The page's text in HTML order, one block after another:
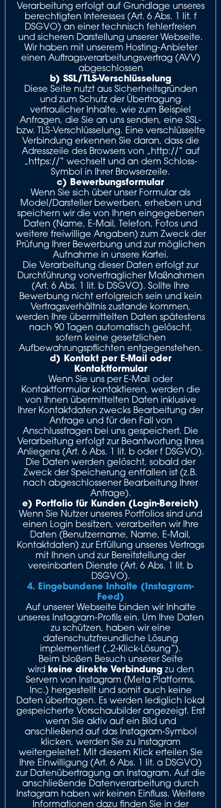
Verarbeitung erfolgt auf Grundlage unseres
berechtigten Interesses (Art. 6 Abs. 1 lit. f
DSGVO) an einer technisch fehlerfreien
und sicheren Darstellung unserer Webseite.
Wir haben mit unserem Hosting-Anbieter
einen Auftragsverarbeitungsvertrag (AVV)
abgeschlossen
b) SSL/TLS-Verschlüsselung
Diese Seite nutzt aus Sicherheitsgründen
und zum Schutz der Übertragung
vertraulicher Inhalte, wie zum Beispiel
Anfragen, die Sie an uns senden, eine SSL-
bzw. TLS-Verschlüsselung. Eine verschlüsselte
Verbindung erkennen Sie daran, dass die
Adresszeile des Browsers von „http://“ auf
„https://“ wechselt und an dem Schloss-
Symbol in Ihrer Browserzeile.
c) Bewerbungsformular
Wenn Sie sich über unser Formular als
Model/Darsteller bewerben, erheben und
speichern wir die von Ihnen eingegebenen
Daten (Name, E-Mail, Telefon, Fotos und
weitere freiwillige Angaben) zum Zweck der
Prüfung Ihrer Bewerbung und zur möglichen
Aufnahme in unsere Kartei.
Die Verarbeitung dieser Daten erfolgt zur
Durchführung vorvertraglicher Maßnahmen
(Art. 6 Abs. 1 lit. b DSGVO). Sollte Ihre
Bewerbung nicht erfolgreich sein und kein
Vertragsverhältnis zustande kommen,
werden Ihre übermittelten Daten spätestens
nach 90 Tagen automatisch gelöscht,
sofern keine gesetzlichen
Aufbewahrungspflichten entgegenstehen.
d) Kontakt per E-Mail oder
Kontaktformular
Wenn Sie uns per E-Mail oder
Kontaktformular kontaktieren, werden die
von Ihnen übermittelten Daten inklusive
Ihrer Kontaktdaten zwecks Bearbeitung der
Anfrage und für den Fall von
Anschlussfragen bei uns gespeichert. Die
Verarbeitung erfolgt zur Beantwortung Ihres
Anliegens (Art. 6 Abs. 1 lit. b oder f DSGVO).
Die Daten werden gelöscht, sobald der
Zweck der Speicherung entfallen ist (z.B.
nach abgeschlossener Bearbeitung Ihrer
Anfrage).
e) Portfolio für Kunden (Login-Bereich)
Wenn Sie Nutzer unseres Portfolios sind und
einen Login besitzen, verarbeiten wir Ihre
Daten (Benutzername, Name, E-Mail,
Kontaktdaten) zur Erfüllung unseres Vertrags
mit Ihnen und zur Bereitstellung der
vereinbarten Dienste (Art. 6 Abs. 1 lit. b
DSGVO).
4. Eingebundene Inhalte (Instagram-
Feed)
Auf unserer Webseite binden wir Inhalte
unseres Instagram-Profils ein. Um Ihre Daten
zu schützen, haben wir eine
datenschutzfreundliche Lösung
implementiert („2-Klick-Lösung“).
Beim bloßen Besuch unserer Seite
wird keine direkte Verbindungzu den
Servern von Instagram (Meta Platforms,
Inc.) hergestellt und somit auch keine
Daten übertragen. Es werden lediglich lokal
gespeicherte Vorschaubilder angezeigt. Erst
wenn Sie aktiv auf ein Bild und
anschließend auf das Instagram-Symbol
klicken, werden Sie zu Instagram
weitergeleitet. Mit diesem Klick erteilen Sie
Ihre Einwilligung (Art. 6 Abs. 1 lit. a DSGVO)
zur Datenübertragung an Instagram. Auf die
anschließende Datenverarbeitung durch
Instagram haben wir keinen Einfluss. Weitere
Informationen dazu finden Sie in der